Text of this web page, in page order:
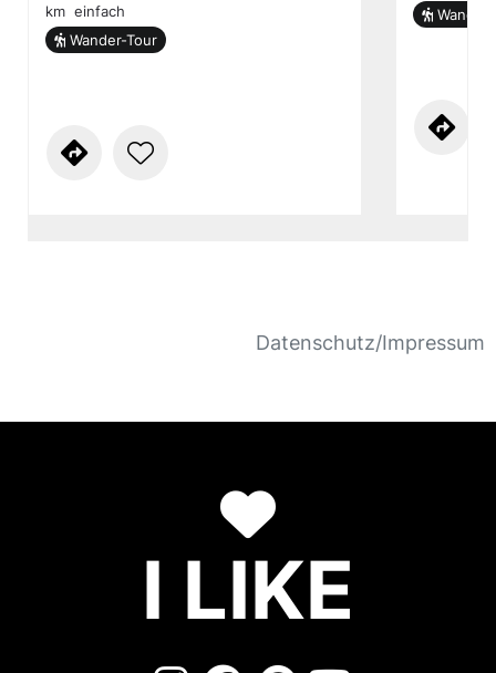
km einfach
Wander-Tour
Datenschutz/Impressum
I LIKE